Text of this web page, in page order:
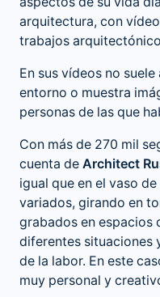
arquitectura, con
trabajos
En sus vídeos no
entorno o muestra
personas de las que
Con más de 270 mil
cuenta de Architect
igual que en el vaso
variados, girando en
grabados en espacios
diferentes situaciones
de la labor. En este
muy personal y